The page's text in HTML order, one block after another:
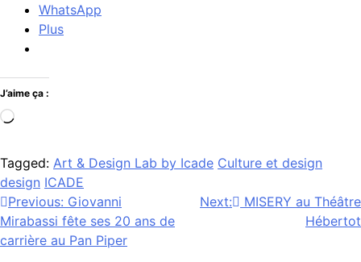
WhatsApp
Plus
J’aime ça :
Chargement…
Tagged: Art & Design Lab by Icade Culture et design
design ICADE
Navigation
de
Previous: Giovanni
Mirabassi fête ses 20 ans de
carrière au Pan Piper
Next:
MISERY au Théâtre
Hébertot